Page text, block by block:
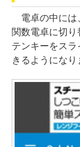
電卓の中には
関数電卓に切
テンキーをス
きるようになり